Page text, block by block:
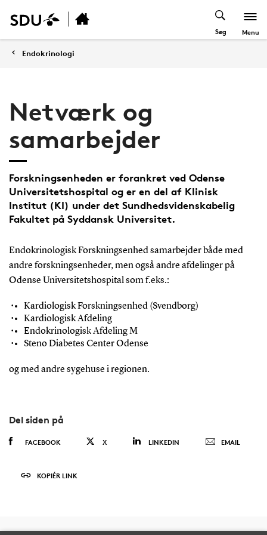
Søg Menu
Endokrinologi
Netværk og
samarbejder
Forskningsenheden er forankret ved Odense
Universitetshospital og er en del af Klinisk
Institut (KI) under det Sundhedsvidenskabelig
Fakultet på Syddansk Universitet.
Endokrinologisk Forskningsenhed samarbejder både med
andre forskningsenheder, men også andre afdelinger på
Odense Universitetshospital som f.eks.:
Kardiologisk Forskningsenhed (Svendborg)
Kardiologisk Afdeling
Endokrinologisk Afdeling M
Steno Diabetes Center Odense
og med andre sygehuse i regionen.
Del siden på
FACEBOOK X LINKEDIN EMAIL
KOPIÉR LINK